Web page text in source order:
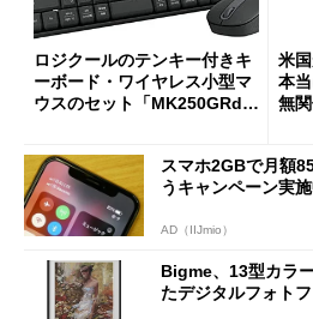
ロジクールのテンキー付きキ
ーボード・ワイヤレス小型マ
ウスのセット「MK250GRd」
米
本
無
スマホ2GBで月額
うキャンペーン実施
AD（IIJmio）
Bigme、13型カラ
たデジタルフォト